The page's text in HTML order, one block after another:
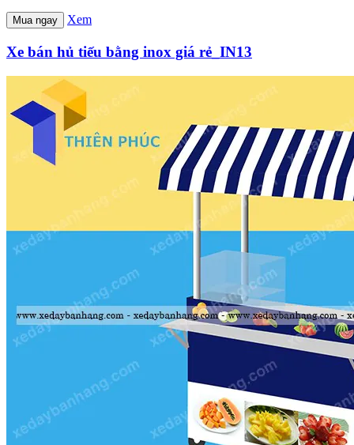
Mua ngay Xem
Xe bán hủ tiếu bằng inox giá rẻ_IN13